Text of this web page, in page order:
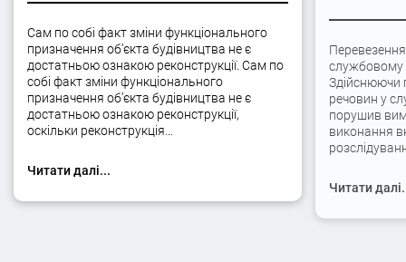
Сам по собі факт зміни функціонального
призначення об’єкта будівництва не є
достатньою ознакою реконструкції. Сам по
собі факт зміни функціонального
призначення об’єкта будівництва не є
достатньою ознакою реконструкції,
оскільки реконструкція…
Читати далі...
службовому
Здійснюючи
речовин у
порушив
виконання
Читати